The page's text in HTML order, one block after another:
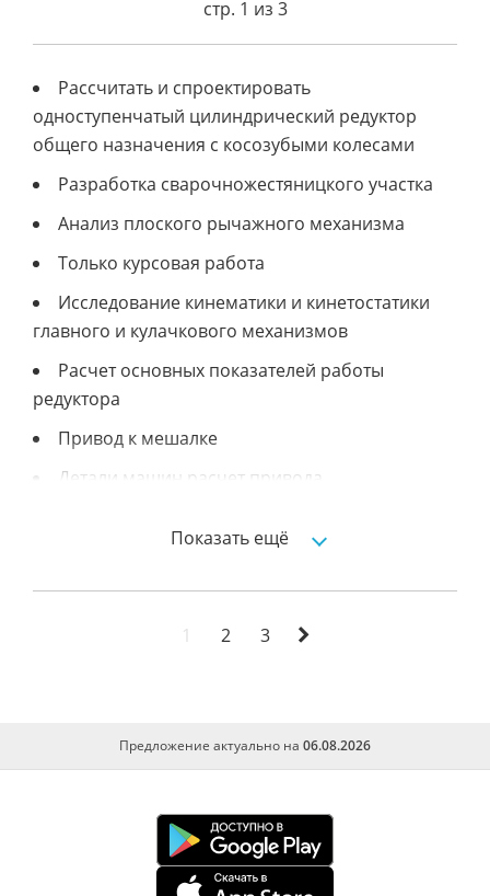
стр. 1 из 3
Рассчитать и спроектировать
одноступенчатый цилиндрический редуктор
общего назначения с косозубыми колесами
Разработка сварочножестяницкого участка
Анализ плоского рычажного механизма
Только курсовая работа
Исследование кинематики и кинетостатики
главного и кулачкового механизмов
Расчет основных показателей работы
редуктора
Привод к мешалке
Детали машин расчет привода
конструкции система трех тел. задание с4, стр.
с разработкой операционной...
воздействий мтп хозяйства с разработкой
технологической планировки. заказ: 779572
Механический привод общего назначения
Показать ещё
1 2 3
Предложение актуально на 06.08.2026